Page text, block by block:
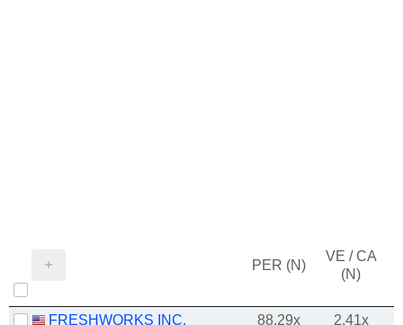
PER (N)
VE / CA
(N)
FRESHWORKS INC. 88.29x
2.41x